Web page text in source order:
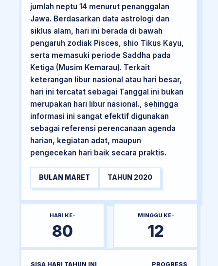
jumlah neptu 14 menurut penanggalan
Jawa. Berdasarkan data astrologi dan
siklus alam, hari ini berada di bawah
pengaruh zodiak Pisces, shio Tikus Kayu,
serta memasuki periode Saddha pada
Ketiga (Musim Kemarau). Terkait
keterangan libur nasional atau hari besar,
hari ini tercatat sebagai Tanggal ini bukan
merupakan hari libur nasional., sehingga
informasi ini sangat efektif digunakan
sebagai referensi perencanaan agenda
harian, kegiatan adat, maupun
pengecekan hari baik secara praktis.
BULAN MARET TAHUN 2020
HARI KE-
80
MINGGU KE-
12
SISA HARI TAHUN INI PROGRESS